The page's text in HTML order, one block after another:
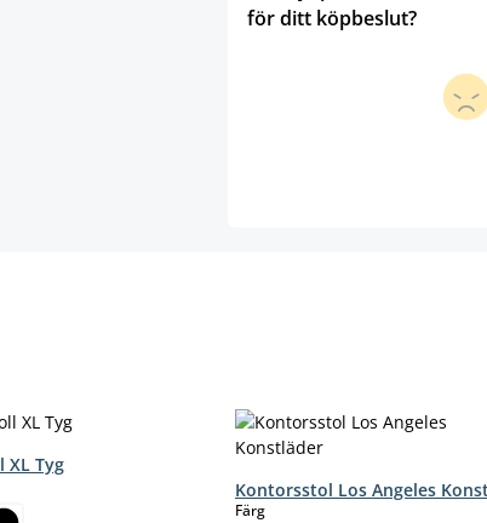
för ditt köpbeslut?
XL Tyg
Kontorsstol Los Angeles
Färgselect